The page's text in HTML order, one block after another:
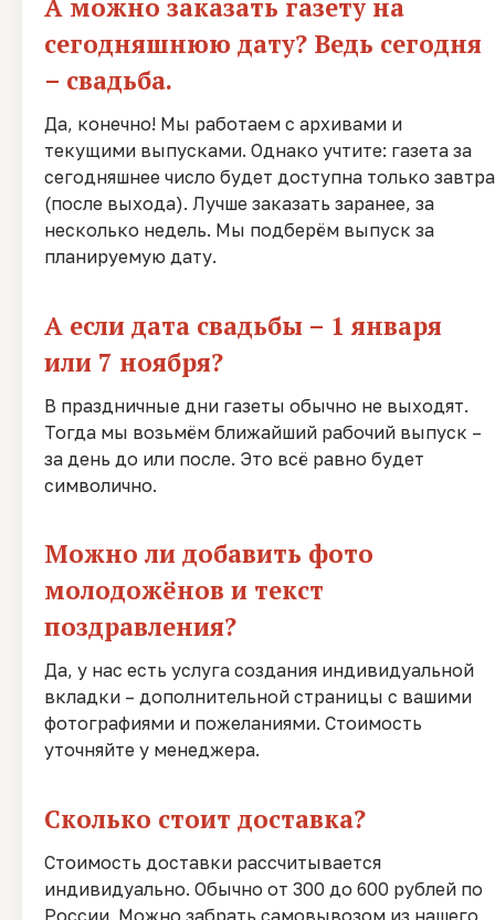
А можно заказать газету на
сегодняшнюю дату? Ведь сегодня
– свадьба.
Да, конечно! Мы работаем с архивами и
текущими выпусками. Однако учтите: газета за
сегодняшнее число будет доступна только завтра
(после выхода). Лучше заказать заранее, за
несколько недель. Мы подберём выпуск за
планируемую дату.
А если дата свадьбы – 1 января
или 7 ноября?
В праздничные дни газеты обычно не выходят.
Тогда мы возьмём ближайший рабочий выпуск –
за день до или после. Это всё равно будет
символично.
Можно ли добавить фото
молодожёнов и текст
поздравления?
Да, у нас есть услуга создания индивидуальной
вкладки – дополнительной страницы с вашими
фотографиями и пожеланиями. Стоимость
уточняйте у менеджера.
Сколько стоит доставка?
Стоимость доставки рассчитывается
индивидуально. Обычно от 300 до 600 рублей по